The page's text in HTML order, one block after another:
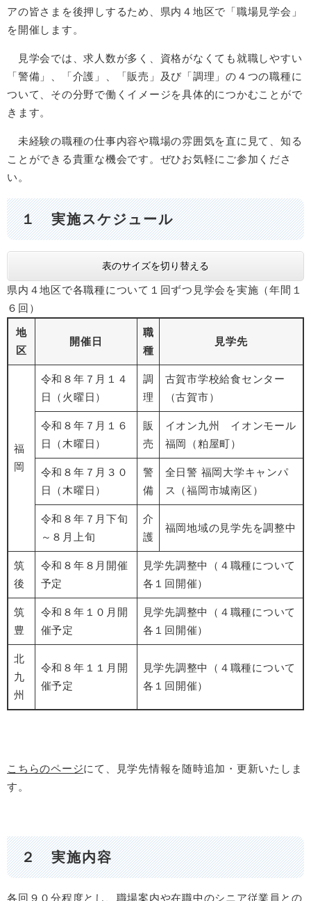
アの皆さまを後押しするため、県内４地区で「職場見学会」
を開催します。
見学会では、求人数が多く、資格がなくても就職しやすい
「警備」、「介護」、「販売」及び「調理」の４つの職種に
ついて、その分野で働くイメージを具体的につかむことがで
きます。
未経験の職種の仕事内容や職場の雰囲気を直に見て、知る
ことができる貴重な機会です。ぜひお気軽にご参加くださ
い。
１ 実施スケジュール
表のサイズを切り替える
県内４地区で各職種について１回ずつ見学会を実施（年間１
６回）
地
区
開催日
職
種
見学先
福
岡
令和８年７月１４
日（火曜日）
調
理
古賀市学校給食センター
（古賀市）
令和８年７月１６
日（木曜日）
販
売
イオン九州 イオンモール
福岡（粕屋町）
令和８年７月３０
日（木曜日）
警
備
全日警 福岡大学キャンパ
ス（福岡市城南区）
令和８年７月下旬
～８月上旬
介
護
福岡地域の見学先を調整中
筑
後
令和８年８月開催
予定
見学先調整中（４職種について
各１回開催）
筑
豊
令和８年１０月開
催予定
見学先調整中（４職種について
各１回開催）
北
九
州
令和８年１１月開
催予定
見学先調整中（４職種について
各１回開催）
こちらのページにて、見学先情報を随時追加・更新いたしま
す。
２ 実施内容
各回９０分程度とし、職場案内や在職中のシニア従業員との